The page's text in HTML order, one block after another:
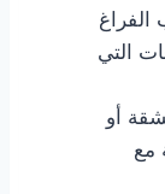
التي
أو
مع